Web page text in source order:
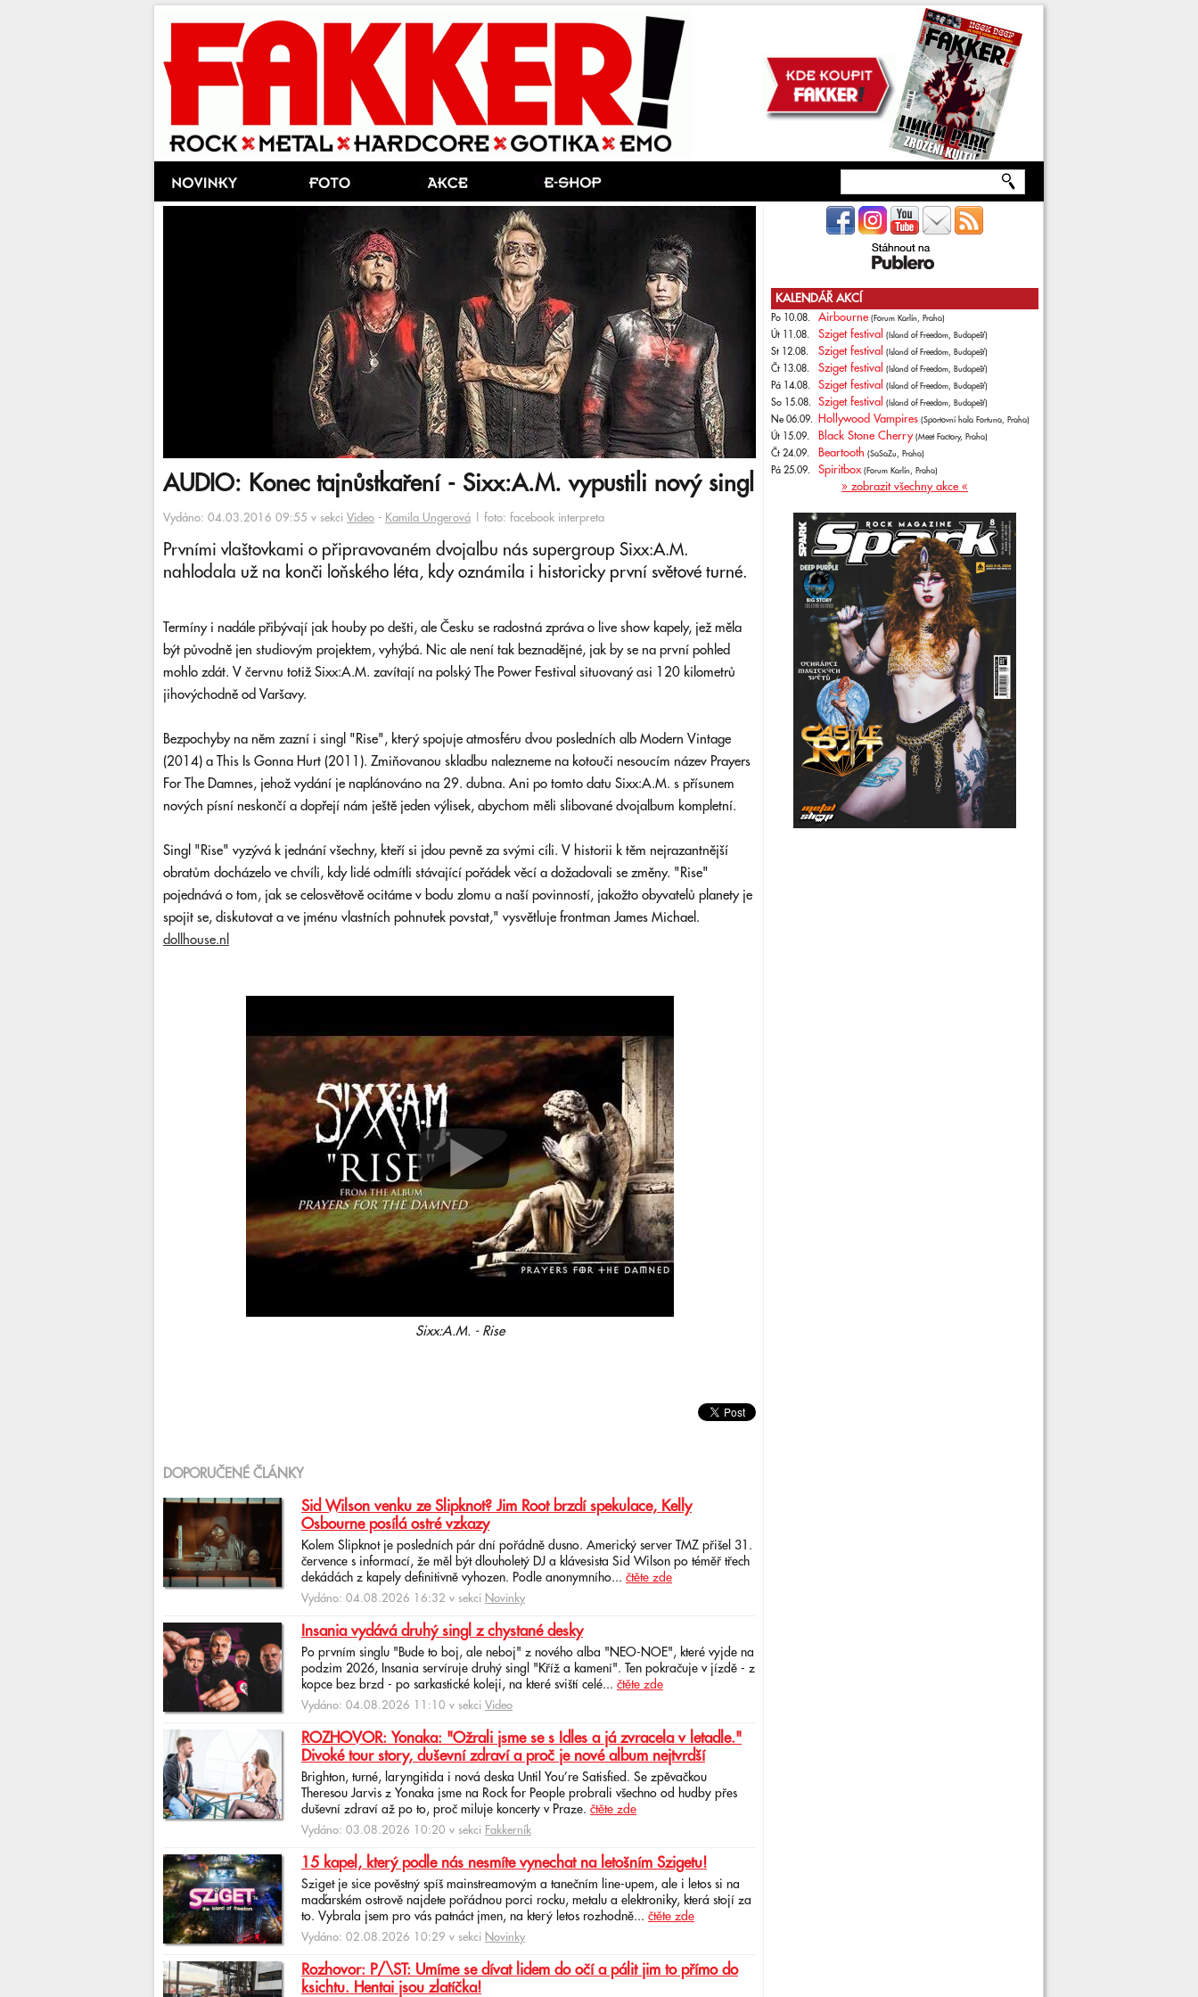
AUDIO: Konec tajnůstkaření - Sixx:A.M. vypustili nový singl
Vydáno: 04.03.2016 09:55 v sekci Video - Kamila Ungerová | foto: facebook interpreta
Prvními vlaštovkami o připravovaném dvojalbu nás supergroup Sixx:A.M.
nahlodala už na konči loňského léta, kdy oznámila i historicky první světové turné.
Termíny i nadále přibývají jak houby po dešti, ale Česku se radostná zpráva o live show kapely, jež měla
být původně jen studiovým projektem, vyhýbá. Nic ale není tak beznadějné, jak by se na první pohled
mohlo zdát. V červnu totiž Sixx:A.M. zavítají na polský The Power Festival situovaný asi 120 kilometrů
jihovýchodně od Varšavy.
Bezpochyby na něm zazní i singl "Rise", který spojuje atmosféru dvou posledních alb Modern Vintage
(2014) a This Is Gonna Hurt (2011). Zmiňovanou skladbu nalezneme na kotouči nesoucím název Prayers
For The Damnes, jehož vydání je naplánováno na 29. dubna. Ani po tomto datu Sixx:A.M. s přísunem
nových písní neskončí a dopřejí nám ještě jeden výlisek, abychom měli slibované dvojalbum kompletní.
Singl "Rise" vyzývá k jednání všechny, kteří si jdou pevně za svými cíli. V historii k těm nejrazantnější
obratům docházelo ve chvíli, kdy lidé odmítli stávající pořádek věcí a dožadovali se změny. "Rise"
pojednává o tom, jak se celosvětově ocitáme v bodu zlomu a naší povinností, jakožto obyvatelů planety je
spojit se, diskutovat a ve jménu vlastních pohnutek povstat," vysvětluje frontman James Michael.
dollhouse.nl
Sixx:A.M. - Rise
DOPORUČENÉ ČLÁNKY
Sid Wilson venku ze Slipknot? Jim Root brzdí spekulace, Kelly
Osbourne posílá ostré vzkazy
Kolem Slipknot je posledních pár dní pořádně dusno. Americký server TMZ přišel 31.
července s informací, že měl být dlouholetý DJ a klávesista Sid Wilson po téměř třech
dekádách z kapely definitivně vyhozen. Podle anonymního... čtěte zde
Vydáno: 04.08.2026 16:32 v sekci Novinky
Insania vydává druhý singl z chystané desky
Po prvním singlu "Bude to boj, ale neboj" z nového alba "NEO-NOE", které vyjde na
podzim 2026, Insania servíruje druhý singl "Kříž a kamení". Ten pokračuje v jízdě - z
kopce bez brzd - po sarkastické koleji, na které sviští celé... čtěte zde
Vydáno: 04.08.2026 11:10 v sekci Video
ROZHOVOR: Yonaka: "Ožrali jsme se s Idles a já zvracela v letadle."
Divoké tour story, duševní zdraví a proč je nové album nejtvrdší
Brighton, turné, laryngitida i nová deska Until You’re Satisfied. Se zpěvačkou
Theresou Jarvis z Yonaka jsme na Rock for People probrali všechno od hudby přes
duševní zdraví až po to, proč miluje koncerty v Praze. čtěte zde
Vydáno: 03.08.2026 10:20 v sekci Fakkerník
15 kapel, který podle nás nesmíte vynechat na letošním Szigetu!
Sziget je sice pověstný spíš mainstreamovým a tanečním line-upem, ale i letos si na
maďarském ostrově najdete pořádnou porci rocku, metalu a elektroniky, která stojí za
to. Vybrala jsem pro vás patnáct jmen, na který letos rozhodně... čtěte zde
Vydáno: 02.08.2026 10:29 v sekci Novinky
Rozhovor: P/\ST: Umíme se dívat lidem do očí a pálit jim to přímo do
ksichtu. Hentai jsou zlatíčka!
KALENDÁŘ AKCÍ
Po 10.08. Airbourne (Forum Karlín, Praha)
Út 11.08. Sziget festival (Island of Freedom, Budapešť)
St 12.08. Sziget festival (Island of Freedom, Budapešť)
Čt 13.08. Sziget festival (Island of Freedom, Budapešť)
Pá 14.08. Sziget festival (Island of Freedom, Budapešť)
So 15.08. Sziget festival (Island of Freedom, Budapešť)
Ne 06.09. Hollywood Vampires (Sportovní hala Fortuna, Praha)
Út 15.09. Black Stone Cherry (Meet Factory, Praha)
Čt 24.09. Beartooth (SaSaZu, Praha)
Pá 25.09. Spiritbox (Forum Karlín, Praha)
» zobrazit všechny akce «